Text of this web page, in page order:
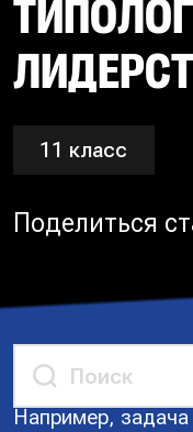
11 класс
Поделиться
Например,